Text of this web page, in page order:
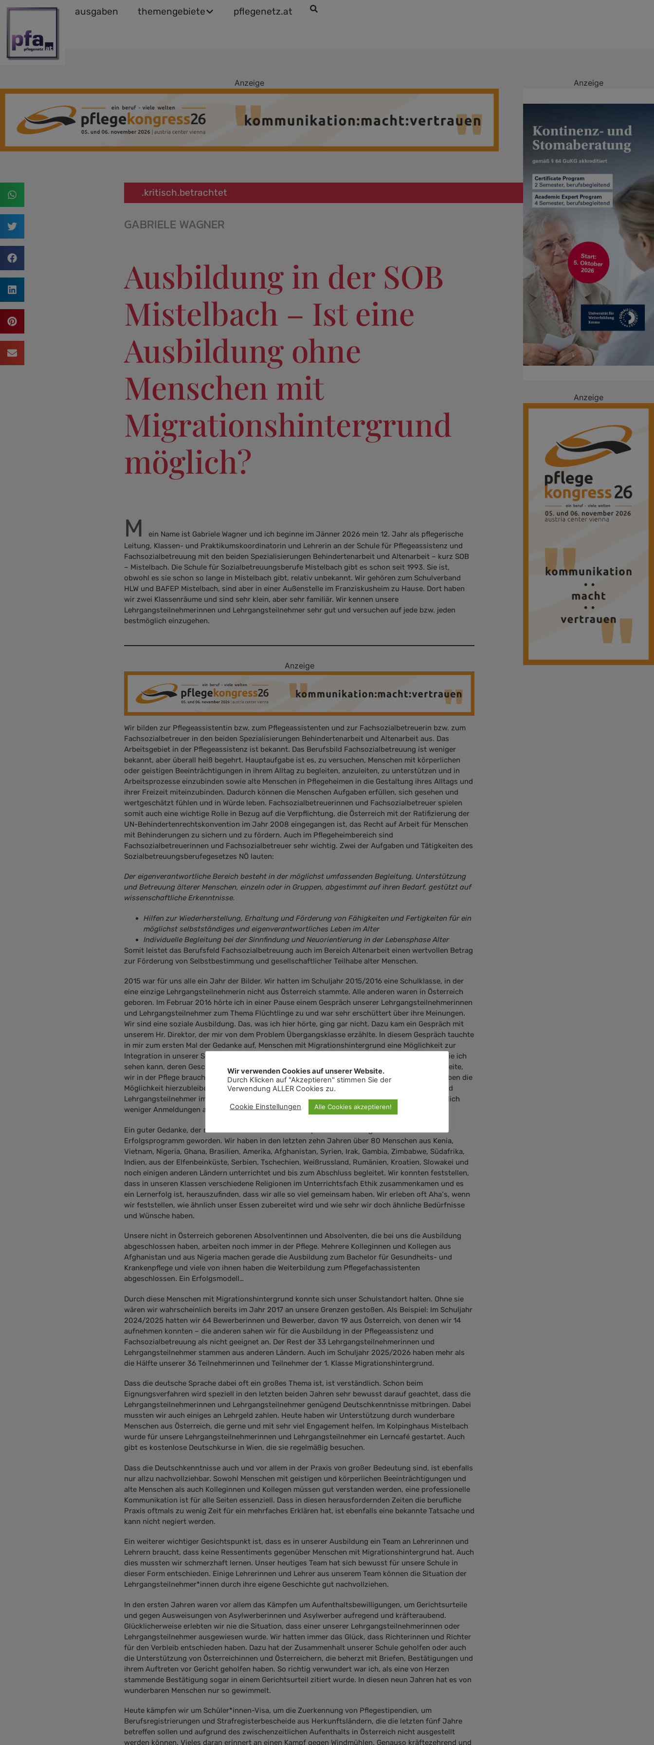
ausgaben themengebiete pflegenetz.at
Anzeige
.kritisch.betrachtet
GABRIELE WAGNER
Ausbildung in der SOB
Mistelbach – Ist eine
Ausbildung ohne
Menschen mit
Migrationshintergrund
möglich?
M
ein Name ist Gabriele Wagner und ich beginne im Jänner 2026 mein 12. Jahr als pflegerische
Leitung, Klassen- und Praktikumskoordinatorin und Lehrerin an der Schule für Pflegeassistenz und
Fachsozialbetreuung mit den beiden Spezialisierungen Behindertenarbeit und Altenarbeit – kurz SOB
– Mistelbach. Die Schule für Sozialbetreuungsberufe Mistelbach gibt es schon seit 1993. Sie ist,
obwohl es sie schon so lange in Mistelbach gibt, relativ unbekannt. Wir gehören zum Schulverband
HLW und BAFEP Mistelbach, sind aber in einer Außenstelle im Franziskusheim zu Hause. Dort haben
wir zwei Klassenräume und sind sehr klein, aber sehr familiär. Wir kennen unsere
Lehrgangsteilnehmerinnen und Lehrgangsteilnehmer sehr gut und versuchen auf jede bzw. jeden
bestmöglich einzugehen.
Anzeige
Wir bilden zur Pflegeassistentin bzw. zum Pflegeassistenten und zur Fachsozialbetreuerin bzw. zum
Fachsozialbetreuer in den beiden Spezialisierungen Behindertenarbeit und Altenarbeit aus. Das
Arbeitsgebiet in der Pflegeassistenz ist bekannt. Das Berufsbild Fachsozialbetreuung ist weniger
bekannt, aber überall heiß begehrt. Hauptaufgabe ist es, zu versuchen, Menschen mit körperlichen
oder geistigen Beeinträchtigungen in ihrem Alltag zu begleiten, anzuleiten, zu unterstützen und in
Arbeitsprozesse einzubinden sowie alte Menschen in Pflegeheimen in die Gestaltung ihres Alltags und
ihrer Freizeit miteinzubinden. Dadurch können die Menschen Aufgaben erfüllen, sich gesehen und
wertgeschätzt fühlen und in Würde leben. Fachsozialbetreuerinnen und Fachsozialbetreuer spielen
somit auch eine wichtige Rolle in Bezug auf die Verpflichtung, die Österreich mit der Ratifizierung der
UN-Behindertenrechtskonvention im Jahr 2008 eingegangen ist, das Recht auf Arbeit für Menschen
mit Behinderungen zu sichern und zu fördern. Auch im Pflegeheimbereich sind
Fachsozialbetreuerinnen und Fachsozialbetreuer sehr wichtig. Zwei der Aufgaben und Tätigkeiten des
Sozialbetreuungsberufegesetzes NÖ lauten:
Der eigenverantwortliche Bereich besteht in der möglichst umfassenden Begleitung, Unterstützung
und Betreuung älterer Menschen, einzeln oder in Gruppen, abgestimmt auf ihren Bedarf, gestützt auf
wissenschaftliche Erkenntnisse.
Hilfen zur Wiederherstellung, Erhaltung und Förderung von Fähigkeiten und Fertigkeiten für ein
möglichst selbstständiges und eigenverantwortliches Leben im Alter
Individuelle Begleitung bei der Sinnfindung und Neuorientierung in der Lebensphase Alter
Somit leistet das Berufsfeld Fachsozialbetreuung auch im Bereich Altenarbeit einen wertvollen Betrag
zur Förderung von Selbstbestimmung und gesellschaftlicher Teilhabe alter Menschen.
2015 war für uns alle ein Jahr der Bilder. Wir hatten im Schuljahr 2015/2016 eine Schulklasse, in der
eine einzige Lehrgangsteilnehmerin nicht aus Österreich stammte. Alle anderen waren in Österreich
geboren. Im Februar 2016 hörte ich in einer Pause einem Gespräch unserer Lehrgangsteilnehmerinnen
und Lehrgangsteilnehmer zum Thema Flüchtlinge zu und war sehr erschüttert über ihre Meinungen.
Wir sind eine soziale Ausbildung. Das, was ich hier hörte, ging gar nicht. Dazu kam ein Gespräch mit
unserem Hr. Direktor, der mir von dem Problem Übergangsklasse erzählte. In diesem Gespräch tauchte
in mir zum ersten Mal der Gedanke auf, Menschen mit Migrationshintergrund eine Möglichkeit zur
Integration in unserer Schule bieten zu können. Menschen, die ich kenne, die Augen haben, in die ich
sehen kann, deren Geschichten ich erfahre, über die kann ich nicht herziehen. Und die andere Seite,
wir in der Pflege brauchen Menschen, die andere Kulturen verstehen. Und – diese Menschen haben die
Möglichkeit hierzubleiben. Hinzu kam noch, dass die Zahl unsere Lehrgangsteilnehmerinnen und
Lehrgangsteilnehmer im Jahr 2016 das erste Mal spürbar nach unten ging, d.h. wir hatten deutlich
weniger Anmeldungen als im Jahr 2015.
Ein guter Gedanke, der mit unserer ersten Klasse im September 2016 begann. Es ist daraus ein
Erfolgsprogramm geworden. Wir haben in den letzten zehn Jahren über 80 Menschen aus Kenia,
Vietnam, Nigeria, Ghana, Brasilien, Amerika, Afghanistan, Syrien, Irak, Gambia, Zimbabwe, Südafrika,
Indien, aus der Elfenbeinküste, Serbien, Tschechien, Weißrussland, Rumänien, Kroatien, Slowakei und
noch einigen anderen Ländern unterrichtet und bis zum Abschluss begleitet. Wir konnten feststellen,
dass in unseren Klassen verschiedene Religionen im Unterrichtsfach Ethik zusammenkamen und es
ein Lernerfolg ist, herauszufinden, dass wir alle so viel gemeinsam haben. Wir erleben oft Aha‘s, wenn
wir feststellen, wie ähnlich unser Essen zubereitet wird und wie sehr wir doch ähnliche Bedürfnisse
und Wünsche haben.
Unsere nicht in Österreich geborenen Absolventinnen und Absolventen, die bei uns die Ausbildung
abgeschlossen haben, arbeiten noch immer in der Pflege. Mehrere Kolleginnen und Kollegen aus
Afghanistan und aus Nigeria machen gerade die Ausbildung zum Bachelor für Gesundheits- und
Krankenpflege und viele von ihnen haben die Weiterbildung zum Pflegefachassistenten
abgeschlossen. Ein Erfolgsmodell…
Durch diese Menschen mit Migrationshintergrund konnte sich unser Schulstandort halten. Ohne sie
wären wir wahrscheinlich bereits im Jahr 2017 an unsere Grenzen gestoßen. Als Beispiel: Im Schuljahr
2024/2025 hatten wir 64 Bewerberinnen und Bewerber, davon 19 aus Österreich, von denen wir 14
aufnehmen konnten – die anderen sahen wir für die Ausbildung in der Pflegeassistenz und
Fachsozialbetreuung als nicht geeignet an. Der Rest der 33 Lehrgangsteilnehmerinnen und
Lehrgangsteilnehmer stammen aus anderen Ländern. Auch im Schuljahr 2025/2026 haben mehr als
die Hälfte unserer 36 Teilnehmerinnen und Teilnehmer der 1. Klasse Migrationshintergrund.
Dass die deutsche Sprache dabei oft ein großes Thema ist, ist verständlich. Schon beim
Eignungsverfahren wird speziell in den letzten beiden Jahren sehr bewusst darauf geachtet, dass die
Lehrgangsteilnehmerinnen und Lehrgangsteilnehmer genügend Deutschkenntnisse mitbringen. Dabei
mussten wir auch einiges an Lehrgeld zahlen. Heute haben wir Unterstützung durch wunderbare
Menschen aus Österreich, die gerne und mit sehr viel Engagement helfen. Im Kolpinghaus Mistelbach
wurde für unsere Lehrgangsteilnehmerinnen und Lehrgangsteilnehmer ein Lerncafé gestartet. Auch
gibt es kostenlose Deutschkurse in Wien, die sie regelmäßig besuchen.
Dass die Deutschkenntnisse auch und vor allem in der Praxis von großer Bedeutung sind, ist ebenfalls
nur allzu nachvollziehbar. Sowohl Menschen mit geistigen und körperlichen Beeinträchtigungen und
alte Menschen als auch Kolleginnen und Kollegen müssen gut verstanden werden, eine professionelle
Kommunikation ist für alle Seiten essenziell. Dass in diesen herausfordernden Zeiten die berufliche
Praxis oftmals zu wenig Zeit für ein mehrfaches Erklären hat, ist ebenfalls eine bekannte Tatsache und
kann nicht negiert werden.
Ein weiterer wichtiger Gesichtspunkt ist, dass es in unserer Ausbildung ein Team an Lehrerinnen und
Lehrern braucht, dass keine Ressentiments gegenüber Menschen mit Migrationshintergrund hat. Auch
dies mussten wir schmerzhaft lernen. Unser heutiges Team hat sich bewusst für unsere Schule in
dieser Form entschieden. Einige Lehrerinnen und Lehrer aus unserem Team können die Situation der
Lehrgangsteilnehmer*innen durch ihre eigene Geschichte gut nachvollziehen.
In den ersten Jahren waren vor allem das Kämpfen um Aufenthaltsbewilligungen, um Gerichtsurteile
und gegen Ausweisungen von Asylwerberinnen und Asylwerber aufregend und kräfteraubend.
Glücklicherweise erlebten wir nie die Situation, dass einer unserer Lehrgangsteilnehmerinnen oder
Lehrgangsteilnehmer ausgewiesen wurde. Wir hatten immer das Glück, dass Richterinnen und Richter
für den Verbleib entschieden haben. Dazu hat der Zusammenhalt unserer Schule geholfen oder auch
die Unterstützung von Österreichinnen und Österreichern, die beherzt mit Briefen, Bestätigungen und
ihrem Auftreten vor Gericht geholfen haben. So richtig verwundert war ich, als eine von Herzen
stammende Bestätigung sogar in einem Gerichtsurteil zitiert wurde. In diesen neun Jahren hat es von
wunderbaren Menschen nur so gewimmelt.
Heute kämpfen wir um Schüler*innen-Visa, um die Zuerkennung von Pflegestipendien, um
Berufsregistrierungen und Strafregisterbescheide aus Herkunftsländern, die die letzten fünf Jahre
betreffen sollen und aufgrund des zwischenzeitlichen Aufenthalts in Österreich nicht ausgestellt
werden können. Vieles daran erinnert an einen Kampf gegen Windmühlen. Genauso kräftezehrend und
Anzeige
Anzeige
Wir verwenden Cookies auf unserer Website.
Durch Klicken auf "Akzeptieren" stimmen Sie der
Verwendung ALLER Cookies zu.
Cookie Einstellungen Alle Cookies akzeptieren!